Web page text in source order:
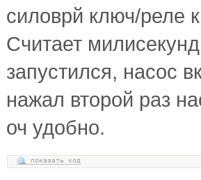
силоврй ключ/реле
Считает
запустился, насос
нажал второй раз
оч удобно.
показать код